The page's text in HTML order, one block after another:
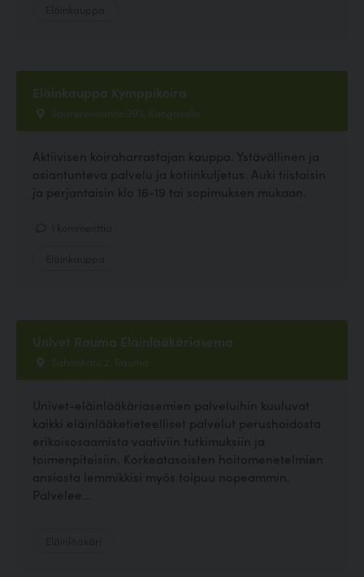
Eläinkauppa Kymppikoira
Saarenmaantie 393, Kangasala
Aktiivisen koiraharrastajan kauppa. Ystävällinen ja
asiantunteva palvelu ja kotiinkuljetus. Auki tiistaisin
ja perjantaisin klo 16-19 tai sopimuksen mukaan.
Univet Rauma Eläinlääkäriasema
Sahankatu 2, Rauma
Univet-eläinlääkäriasemien palveluihin kuuluvat
kaikki eläinlääketieteelliset palvelut perushoidosta
erikoisosaamista vaativiin tutkimuksiin ja
toimenpiteisiin. Korkeatasoisten hoitomenetelmien
ansiosta lemmikkisi myös toipuu nopeammin.
Palvelee...